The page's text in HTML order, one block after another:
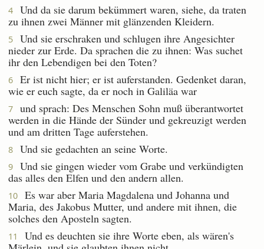
4
Und da sie darum bekümmert waren, siehe, da traten
zu ihnen zwei Männer mit glänzenden Kleidern.
5
Und sie erschraken und schlugen ihre Angesichter
nieder zur Erde. Da sprachen die zu ihnen: Was suchet
ihr den Lebendigen bei den Toten?
6
Er ist nicht hier; er ist auferstanden. Gedenket daran,
wie er euch sagte, da er noch in Galiläa war
7
und sprach: Des Menschen Sohn muß überantwortet
werden in die Hände der Sünder und gekreuzigt werden
und am dritten Tage auferstehen.
8 Und sie gedachten an seine Worte.
9
Und sie gingen wieder vom Grabe und verkündigten
das alles den Elfen und den andern allen.
10
Es war aber Maria Magdalena und Johanna und
Maria, des Jakobus Mutter, und andere mit ihnen, die
solches den Aposteln sagten.
11
Und es deuchten sie ihre Worte eben, als wären's